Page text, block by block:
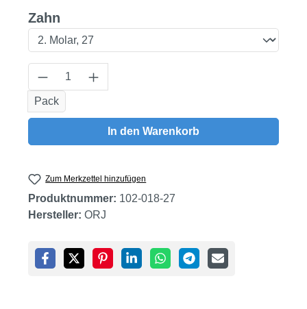
Zahn
Produkt Anzahl: Gib den gewünschten
Pack
In den Warenkorb
Zum Merkzettel hinzufügen
Produktnummer: 102-018-27
Hersteller: ORJ